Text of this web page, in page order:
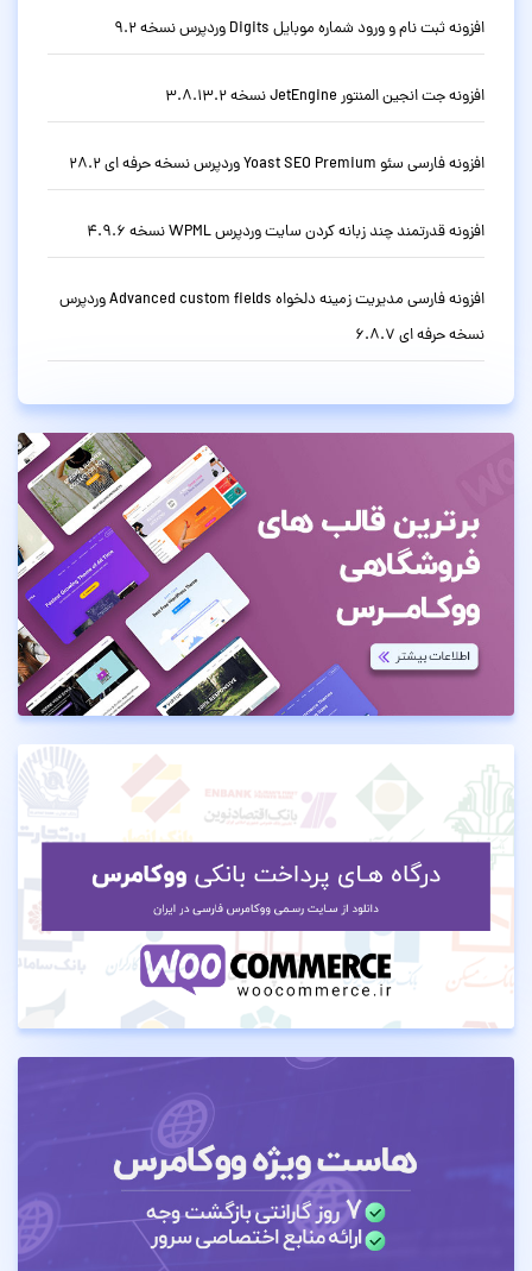
افزونه ثبت نام و ورود شماره موبایل Digits وردپرس نسخه 9.2
افزونه جت انجین المنتور JetEngine نسخه 3.8.13.2
افزونه فارسی سئو Yoast SEO Premium وردپرس نسخه حرفه ای 28.2
افزونه قدرتمند چند زبانه کردن سایت وردپرس WPML نسخه 4.9.6
افزونه فارسی مدیریت زمینه دلخواه Advanced custom fields وردپرس
نسخه حرفه ای 6.8.7